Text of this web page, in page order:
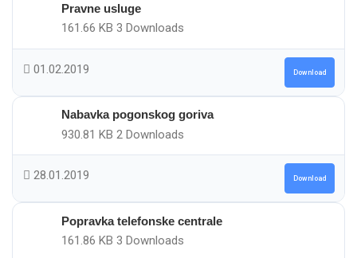
Pravne usluge
161.66 KB 3 Downloads
01.02.2019 Download
Nabavka pogonskog goriva
930.81 KB 2 Downloads
28.01.2019 Download
Popravka telefonske centrale
161.86 KB 3 Downloads